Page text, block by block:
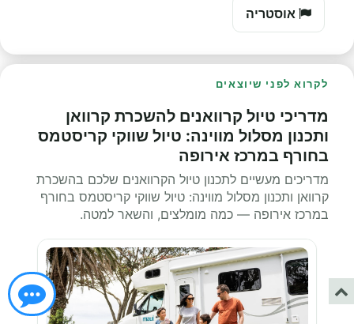
אוסטריה
לקרוא לפני שיוצאים
מדריכי טיול קרוואנים להשכרת קרוואן
ותכנון מסלול מווינה: טיול שווקי קריסטמס
בחורף במרכז אירופה
מדריכים מעשיים לתכנון טיול הקרוואנים שלכם בהשכרת
קרוואן ותכנון מסלול מווינה: טיול שווקי קריסטמס בחורף
במרכז אירופה — כמה מומלצים, והשאר למטה.